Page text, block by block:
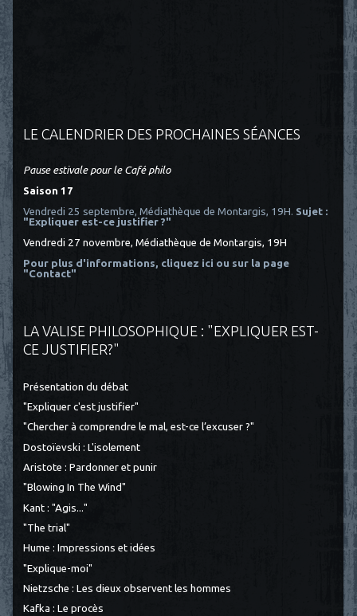
LE CALENDRIER DES PROCHAINES SÉANCES
Pause estivale pour le Café philo
Saison 17
Vendredi 25 septembre, Médiathèque de Montargis, 19H. Sujet :
"Expliquer est-ce justifier ?"
Vendredi 27 novembre, Médiathèque de Montargis, 19H
Pour plus d'informations, cliquez ici ou sur la page
"Contact"
LA VALISE PHILOSOPHIQUE : "EXPLIQUER EST-
CE JUSTIFIER?"
Présentation du débat
"Expliquer c'est justifier"
"Chercher à comprendre le mal, est-ce l’excuser ?"
Dostoïevski : L'isolement
Aristote : Pardonner et punir
"Blowing In The Wind"
Kant : "Agis..."
"The trial"
Hume : Impressions et idées
"Explique-moi"
Nietzsche : Les dieux observent les hommes
Kafka : Le procès